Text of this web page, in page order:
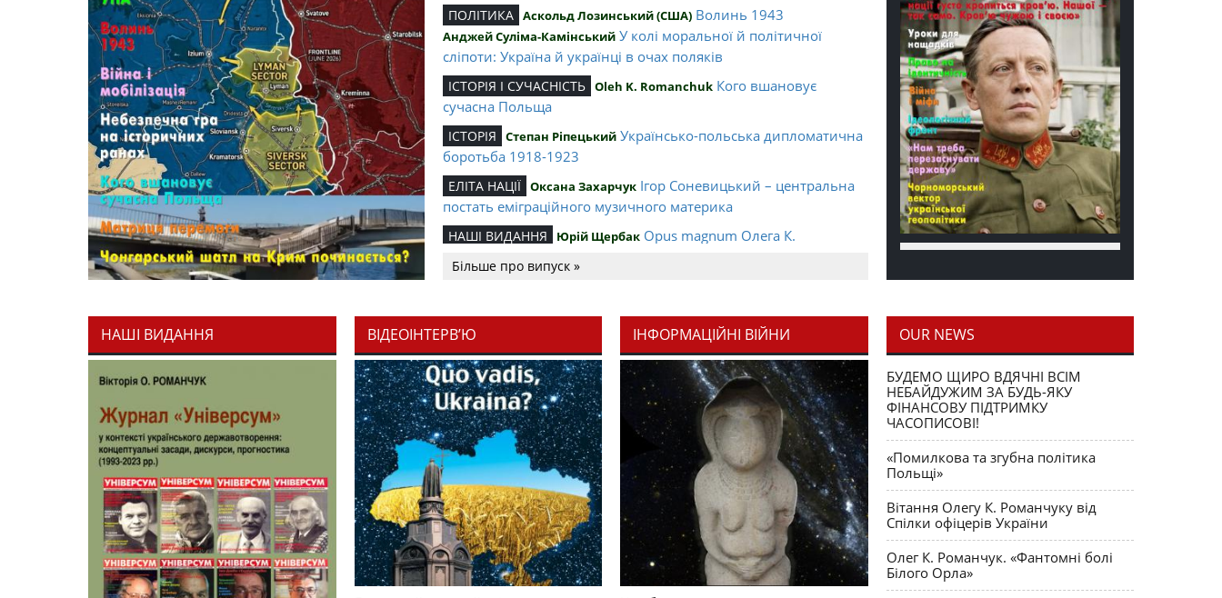
ПОЛІТИКА Аскольд Лозинський (США) Волинь 1943
Анджей Суліма-Камінський У колі моральної й політичної
сліпоти: Україна й українці в очах поляків
ІСТОРІЯ І СУЧАСНІСТЬ Oleh K. Romanchuk Кого вшановує
сучасна Польща
ІСТОРІЯ Степан Ріпецький Українсько-польська дипломатична
боротьба 1918-1923
ЕЛІТА НАЦІЇ Оксана Захарчук Ігор Соневицький – центральна
постать еміграційного музичного материка
НАШІ ВИДАННЯ Юрій Щербак Opus magnum Олега К.
Романчука
Editorial
Журавель і синиця як уособлення
української політстратегії й тактики
Більше про випуск »
НАШІ ВИДАННЯ ВІДЕОІНТЕРВ’Ю ІНФОРМАЦІЙНІ ВІЙНИ OUR NEWS
БУДЕМО ЩИРО ВДЯЧНІ ВСІМ
НЕБАЙДУЖИМ ЗА БУДЬ-ЯКУ
ФІНАНСОВУ ПІДТРИМКУ
ЧАСОПИСОВІ!
«Помилкова та згубна політика
Польщі»
Вітання Олегу К. Романчуку від
Спілки офіцерів України
Олег К. Романчук. «Фантомні болі
Білого Орла»